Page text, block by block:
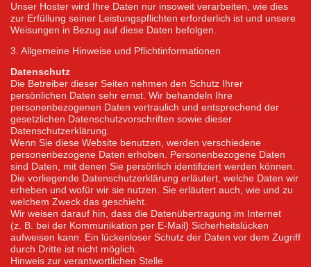
Unser Hoster wird Ihre Daten nur insoweit verarbeiten, wie dies
zur Erfüllung seiner Leistungspflichten erforderlich ist und unsere
Weisungen in Bezug auf diese Daten befolgen.
3. Allgemeine Hinweise und Pflichtinformationen
Datenschutz
Die Betreiber dieser Seiten nehmen den Schutz Ihrer
persönlichen Daten sehr ernst. Wir behandeln Ihre
personenbezogenen Daten vertraulich und entsprechend der
gesetzlichen Datenschutzvorschriften sowie dieser
Datenschutzerklärung.
Wenn Sie diese Website benutzen, werden verschiedene
personenbezogene Daten erhoben. Personenbezogene Daten
sind Daten, mit denen Sie persönlich identifiziert werden können.
Die vorliegende Datenschutzerklärung erläutert, welche Daten wir
erheben und wofür wir sie nutzen. Sie erläutert auch, wie und zu
welchem Zweck das geschieht.
Wir weisen darauf hin, dass die Datenübertragung im Internet
(z. B. bei der Kommunikation per E-Mail) Sicherheitslücken
aufweisen kann. Ein lückenloser Schutz der Daten vor dem Zugriff
durch Dritte ist nicht möglich.
Hinweis zur verantwortlichen Stelle